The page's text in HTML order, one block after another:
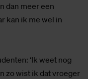
dan meer een
kan ik me wel in
‘Ik weet nog
zo wist ik dat vroeger